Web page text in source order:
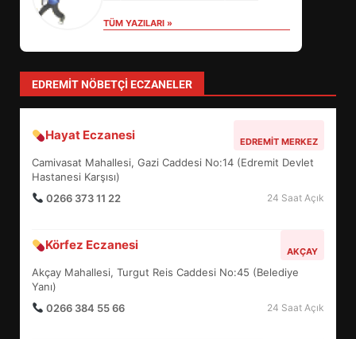
TÜM YAZILARI »
EDREMIT NÖBETÇI ECZANELER
Hayat Eczanesi EDREMIT MERKEZ
Camivasat Mahallesi, Gazi Caddesi No:14 (Edremit Devlet
Hastanesi Karşısı)
0266 373 11 22
24 Saat Açık
Körfez Eczanesi AKÇAY
Akçay Mahallesi, Turgut Reis Caddesi No:45 (Belediye
Yanı)
0266 384 55 66
24 Saat Açık
4
5
BALIKESİR MÜZELERİNDE SÜRE
UZATILDI: NE DEĞİŞTİ?
6
TURNUVASI KAYITLARI NEYİ